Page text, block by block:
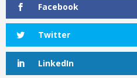
Facebook
Twitter
LinkedIn